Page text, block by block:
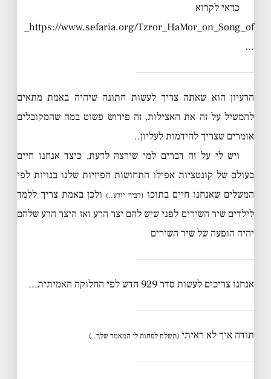
כדאי לקרוא
…
הרעיון הוא שאתה צריך לעשות חתונה שיהיה באמת מתאים
להמשיל על זה את האצילות, זה פירוש פשוט במה שהמקובלים
אומרים שצריך להידמות לעליון..
ויש לי על זה דברים למי שירצה לדעת, כיצד אנחנו חיים
בעולם של קונטציות אפילו התחושות הפיזיות שלנו בנויות לפי
המשלים שאנחנו חיים בתוכו(דביר יודע..) ולכן באמת צריך ללמד
לילדים שיר השירים לפני שיש להם יצר הרע ואז היצר הרע שלהם
יהיה הופעה של שיר השירים
אנחנו צריכים לעשות סדר 929 חדש לפי החלוקה האמיתית…
תודה איך לא ראיתי (תשלח לפחות לי המאמר שלך..)